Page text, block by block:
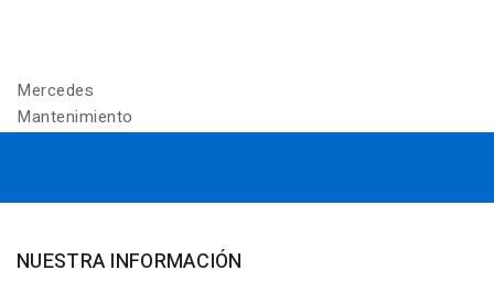
Mercedes
Mantenimiento
NUESTRA INFORMACIÓN